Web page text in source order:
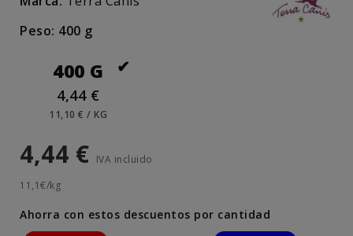
Peso: 400 g
400 G
4,44 €
11,10 € / KG
4,44 € IVA incluido
11,1€/kg
Ahorra con estos descuentos por cantidad